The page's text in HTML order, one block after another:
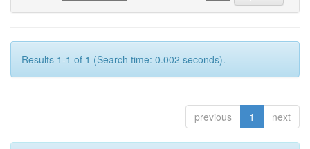
Results 1-1 of 1 (Search time: 0.002 seconds).
previous 1 next